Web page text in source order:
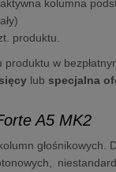
kolumna
produktu.
produktu w
lub specjalna
A5 MK2
głośnikowych.